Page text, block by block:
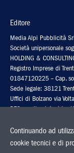
Editore
Media Alpi Pubblicità Srl
Società unipersonale
HOLDING &
Registro Imprese di
01847120225 – Cap.
Sede legale: 38121
Uffici di Bolzano via
PEC: media-
Stampa
Continuando ad
cookie tecnici e di